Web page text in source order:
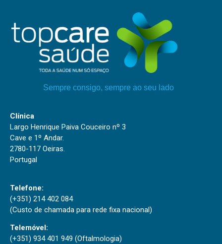
Sempre consigo, sempre ao seu lado
Clínica
Largo Henrique Paiva Couceiro nº 3
Cave e 1º Andar.
2780-117 Oeiras.
Portugal
Telefone:
(+351) 214 402 084
(Custo de chamada para rede fixa nacional)
Telemóvel:
(+351) 934 401 949 (Oftalmologia)